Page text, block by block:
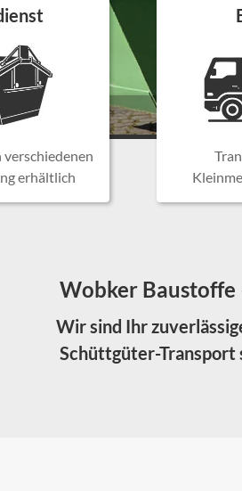
erhältlich
Wobker Baustoffe
Wir sind Ihr
Schüttgüter-Transport